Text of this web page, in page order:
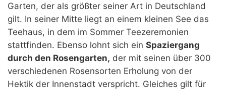
Garten, der als größter seiner Art in Deutschland
gilt. In seiner Mitte liegt an einem kleinen See das
Teehaus, in dem im Sommer Teezeremonien
stattfinden. Ebenso lohnt sich ein Spaziergang
durch den Rosengarten, der mit seinen über 300
verschiedenen Rosensorten Erholung von der
Hektik der Innenstadt verspricht. Gleiches gilt für